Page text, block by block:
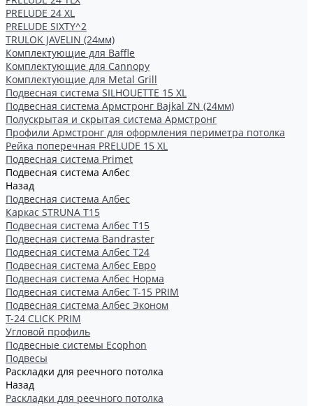
PRELUDE 24 XL
PRELUDE SIXTY^2
TRULOK JAVELIN (24мм)
Комплектующие для Baffle
Комплектующие для Cannopy
Комплектующие для Metal Grill
Подвесная система SILHOUETTE 15 XL
Подвесная система Армстронг Bajkal ZN (24мм)
Полускрытая и скрытая система Армстронг
Профили Армстронг для оформления периметра потолка
Рейка поперечная PRELUDE 15 XL
Подвесная система Primet
Подвесная система Албес
Назад
Подвесная система Албес
Каркас STRUNA Т15
Подвесная система Албес T15
Подвесная система Bandraster
Подвесная система Албес T24
Подвесная система Албес Евро
Подвесная система Албес Норма
Подвесная система Албес Т-15 PRIM
Подвесная система Албес Эконом
Т-24 CLICK PRIM
Угловой профиль
Подвесные системы Ecophon
Подвесы
Раскладки для реечного потолка
Назад
Раскладки для реечного потолка